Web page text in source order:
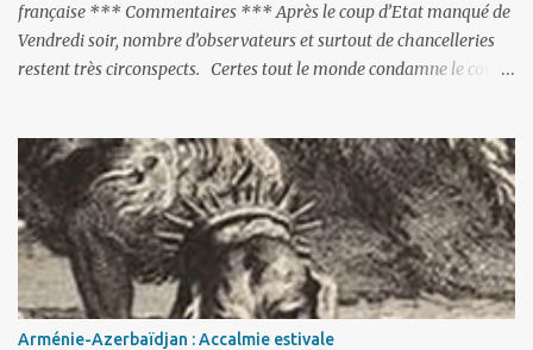
française *** Commentaires *** Après le coup d’Etat manqué de
Vendredi soir, nombre d’observateurs et surtout de chancelleries
restent très circonspects. Certes tout le monde condamne le coup
actions menées par le président Erdoğan, et pour certains sur la
réalisation du putsch lui-même.
Arménie-Azerbaïdjan : Accalmie estivale